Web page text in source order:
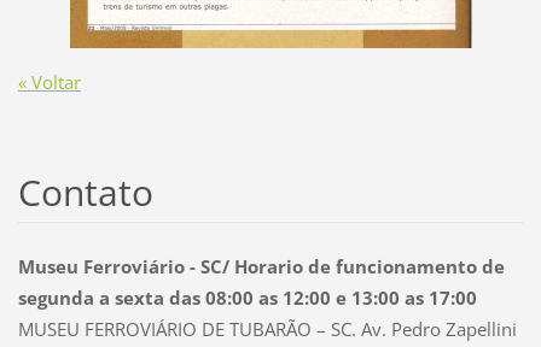
« Voltar
Contato
Museu Ferroviário - SC/ Horario de funcionamento de
segunda a sexta das 08:00 as 12:00 e 13:00 as 17:00
MUSEU FERROVIÁRIO DE TUBARÃO – SC. Av. Pedro Zapellini